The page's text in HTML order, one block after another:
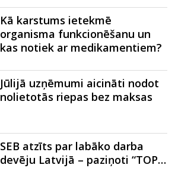
Kā karstums ietekmē
organisma funkcionēšanu un
kas notiek ar medikamentiem?
Jūlijā uzņēmumi aicināti nodot
nolietotās riepas bez maksas
SEB atzīts par labāko darba
devēju Latvijā – paziņoti “TOP…